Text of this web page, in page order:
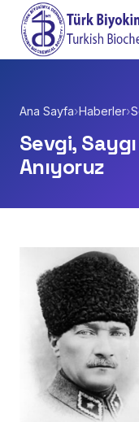
Ana Sayfa›Haberler›
Sevgi,
Anıyoruz